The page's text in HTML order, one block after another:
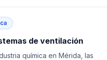
de ventilación
química en Mérida, las